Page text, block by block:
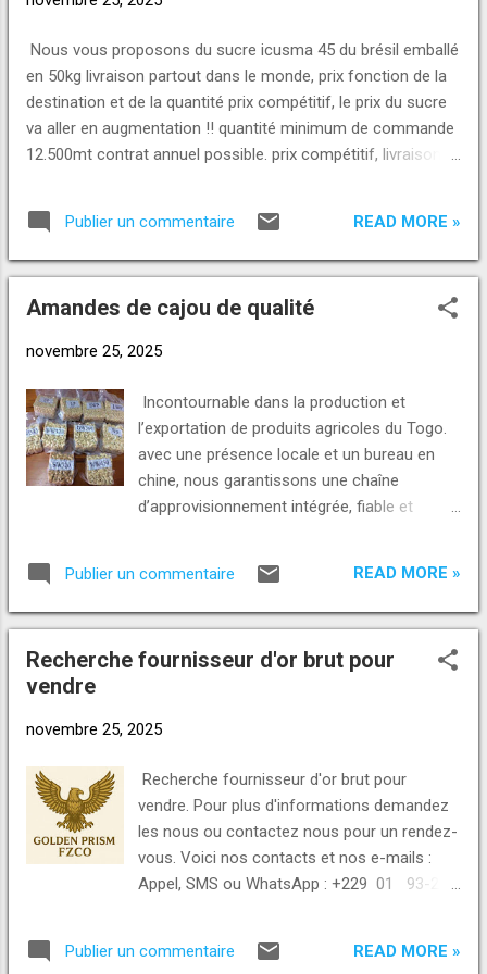
https://t.me/norpinternational +228 96 96 71
https://wa.me/2290146464620
https://wa.me/22998989830 E-mail :
norpinternational@gmail.com
darius@norpinternational.com
https://www.NORPinternational. com
Nous vous proposons du sucre icusma 45 du brésil emballé
en 50kg livraison partout dans le monde, prix fonction de la
destination et de la quantité prix compétitif, le prix du sucre
va aller en augmentation !! quantité minimum de commande
12.500mt contrat annuel possible. prix compétitif, livraison
dépêchez vous ! fournir une loi à l’adresse indiquée ou via
WhatsApp avant toute négociation sur le prix nom de
l’acheteur, quantité mensuelle, destination, Target Price, nous
demandez les nous ou contactez nous pour un rendez-
WhatsApp : +229 01 93-23-23-23
https://wa.me/2290193232323 +229 01 46-46-46-20
https://wa.me/2290146464620 Numéro Telegram +229 01
98-98-98-30 Telegram : https://t.me/norpinternational +228
96 96 71 72 WhatsApp Direct Link: https...
Publier un commentaire READ MORE »
Amandes de cajou de qualité
novembre 25, 2025
Incontournable dans la production et
l’exportation de produits agricoles du Togo.
avec une présence locale et un bureau en
chine, nous garantissons une chaîne
d’approvisionnement intégrée, fiable et
cajou disponibles nous proposons une
gamme complète d’amandes de cajou de
exigeants:w180:16,67 usd/kg w240:11,41
totale depuis nos plantations au Togo.
chaque étape. flexibilité: conditionnements
adaptés à vos besoins. livraison: termes fob
Lomé ou cif selon destination. bureau en
internationaux. pourquoi nous choisir ? des
une équipe dédiée à votre satisfaction.
Publier un commentaire READ MORE »
Recherche fournisseur d'or brut pour
vendre
novembre 25, 2025
Recherche fournisseur d'or brut pour
vendre. Pour plus d'informations demandez
les nous ou contactez nous pour un rendez-
vous. Voici nos contacts et nos e-mails :
Appel, SMS ou WhatsApp : +229 01 93-23-
https://wa.me/2290146464620 Numéro
Publier un commentaire READ MORE »